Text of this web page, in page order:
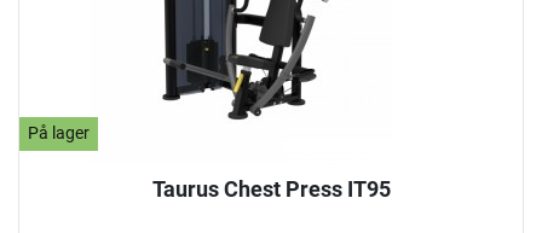
På lager
Taurus Chest Press IT95